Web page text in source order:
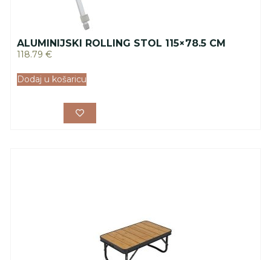
ALUMINIJSKI ROLLING STOL 115×78.5 CM
118.79 €
Dodaj u košaricu